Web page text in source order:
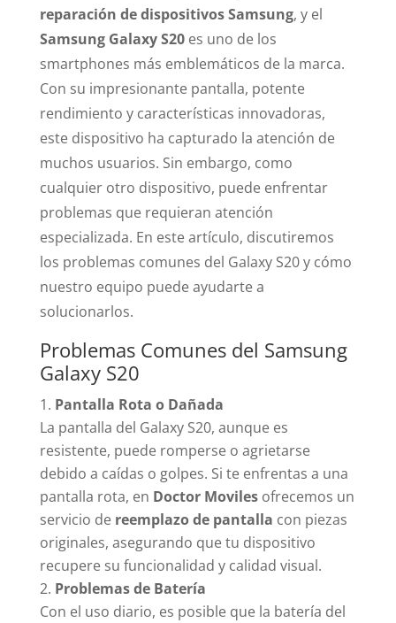
reparación de dispositivos Samsung, y el
Samsung Galaxy S20es uno de los
smartphones más emblemáticos de la marca.
Con su impresionante pantalla, potente
rendimiento y características innovadoras,
este dispositivo ha capturado la atención de
muchos usuarios. Sin embargo, como
cualquier otro dispositivo, puede enfrentar
problemas que requieran atención
especializada. En este artículo, discutiremos
los problemas comunes del Galaxy S20 y cómo
nuestro equipo puede ayudarte a
solucionarlos.
Problemas Comunes del Samsung
Galaxy S20
Pantalla Rota o Dañada
La pantalla del Galaxy S20, aunque es
resistente, puede romperse o agrietarse
debido a caídas o golpes. Si te enfrentas a una
pantalla rota, en Doctor Movilesofrecemos un
servicio de reemplazo de pantalla con piezas
originales, asegurando que tu dispositivo
recupere su funcionalidad y calidad visual.
Problemas de Batería
Con el uso diario, es posible que la batería del